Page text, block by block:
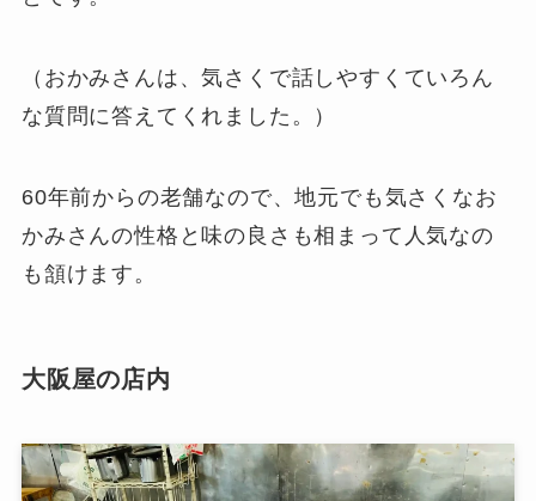
（おかみさんは、気さくで話しやすくていろん
な質問に答えてくれました。）
60年前からの老舗なので、地元でも気さくなお
かみさんの性格と味の良さも相まって人気なの
も頷けます。
大阪屋の店内